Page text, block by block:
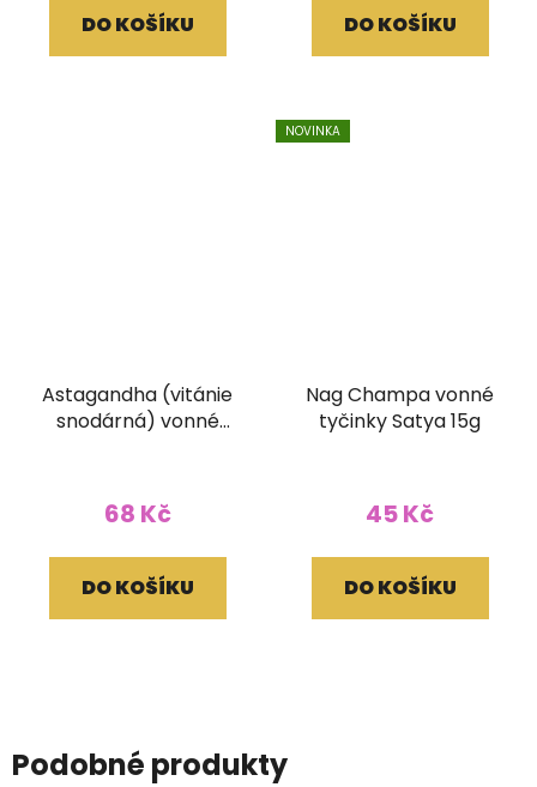
DO KOŠÍKU DO KOŠÍKU
Astagandha (vitánie
snodárná) vonné
68 Kč
DO KOŠÍKU
NOVINKA
Nag Champa vonné
tyčinky Satya 15g
45 Kč
DO KOŠÍKU
Podobné produkty